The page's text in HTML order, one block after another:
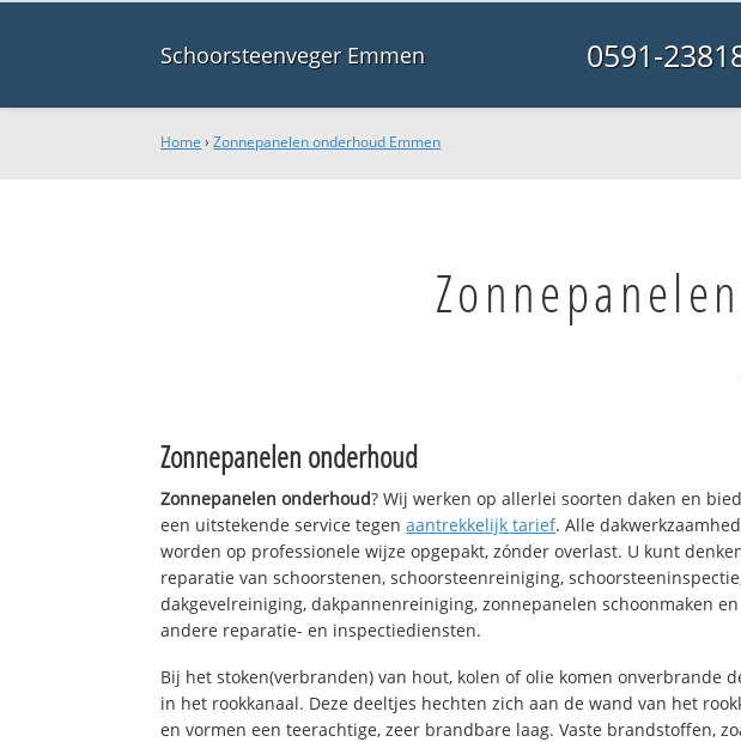
Schoorsteenveger Emmen 0591-
Home ›Zonnepanelen onderhoud Emmen
Zonnepanelen onderhoud
Zonnepanelen onderhoud? Wij werken op allerlei soorten daken en
een uitstekende service tegenaantrekkelijk tarief. Alle
worden op professionele wijze opgepakt, zónder overlast. U kunt
reparatie van schoorstenen, schoorsteenreiniging,
dakgevelreiniging, dakpannenreiniging, zonnepanelen schoonmaken en
andere reparatie- en inspectiediensten.
Bij het stoken(verbranden) van hout, kolen of olie komen onverbrande
in het rookkanaal. Deze deeltjes hechten zich aan de wand van het
en vormen een teerachtige, zeer brandbare laag. Vaste brandstoffen,